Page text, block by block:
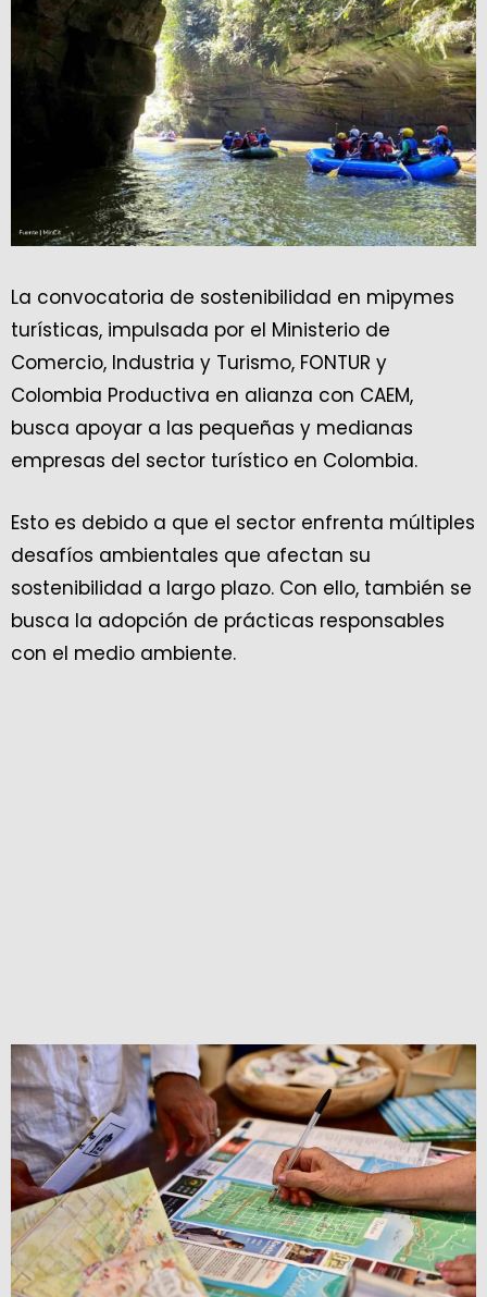
La convocatoria de sostenibilidad en mipymes
turísticas, impulsada por el Ministerio de
Comercio, Industria y Turismo, FONTUR y
Colombia Productiva en alianza con CAEM,
busca apoyar a las pequeñas y medianas
empresas del sector turístico en Colombia.
Esto es debido a que el sector enfrenta múltiples
desafíos ambientales que afectan su
sostenibilidad a largo plazo. Con ello, también se
busca la adopción de prácticas responsables
con el medio ambiente.